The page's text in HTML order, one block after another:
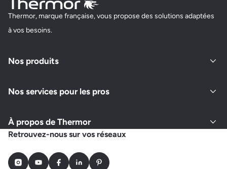
Thermor, marque française, vous propose des solutions adaptées
à vos besoins.
Nos produits
Nos services pour les pros
À propos de Thermor
Retrouvez-nous sur vos réseaux
InstagramYoutubeFacebookLinkedInPinterest